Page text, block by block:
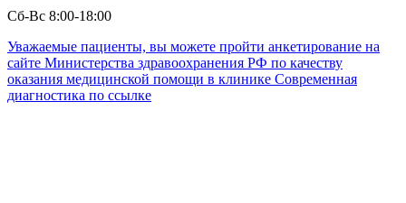
Сб-Вс 8:00-18:00
Уважаемые пациенты, вы можете пройти анкетирование на
сайте Министерства здравоохранения РФ по качеству
оказания медицинской помощи в клинике Современная
диагностика по ссылке